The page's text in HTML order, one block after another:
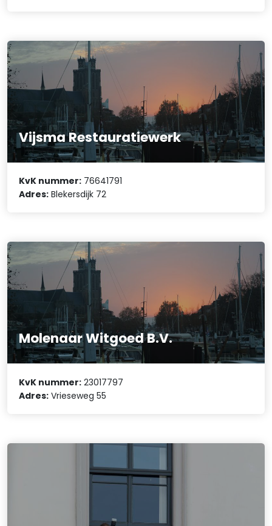
Vijsma Restauratiewerk
KvK nummer: 76641791
Adres: Blekersdijk 72
Molenaar Witgoed B.V.
KvK nummer: 23017797
Adres: Vrieseweg 55